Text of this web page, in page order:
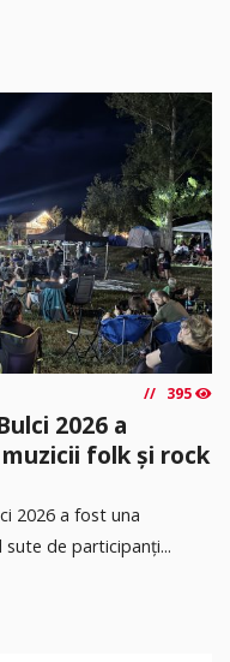
395
2026 a
folk și rock
2026 a fost una
de participanți...